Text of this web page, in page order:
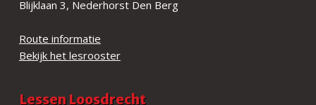
Blijklaan 3, Nederhorst Den Berg
Route informatie
Bekijk het lesrooster
Lessen Loosdrecht